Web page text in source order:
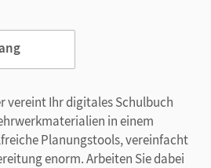
vereint Ihr digitales Schulbuch
in einem
Planungstools, vereinfacht
enorm. Arbeiten Sie dabei